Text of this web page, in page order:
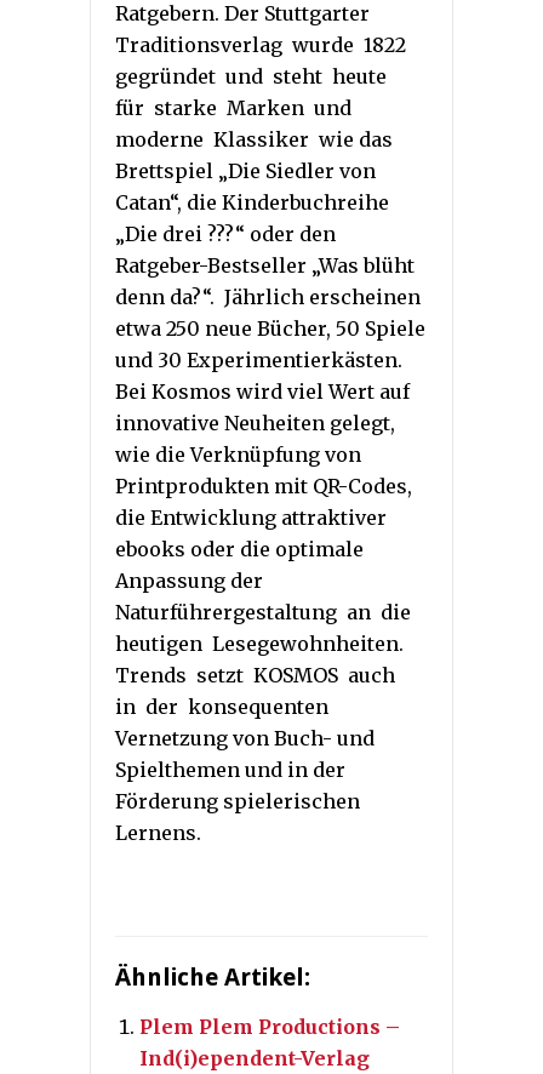
Ratgebern. Der Stuttgarter
Traditionsverlag wurde 1822
gegründet und steht heute
für starke Marken und
moderne Klassiker wie das
Brettspiel „Die Siedler von
Catan“, die Kinderbuchreihe
„Die drei ???“ oder den
Ratgeber-Bestseller „Was blüht
denn da?“. Jährlich erscheinen
etwa 250 neue Bücher, 50 Spiele
und 30 Experimentierkästen.
Bei Kosmos wird viel Wert auf
innovative Neuheiten gelegt,
wie die Verknüpfung von
Printprodukten mit QR-Codes,
die Entwicklung attraktiver
ebooks oder die optimale
Anpassung der
Naturführergestaltung an die
heutigen Lesegewohnheiten.
Trends setzt KOSMOS auch
in der konsequenten
Vernetzung von Buch- und
Spielthemen und in der
Förderung spielerischen
Lernens.
Ähnliche Artikel:
Plem Plem Productions –
Ind(i)ependent-Verlag